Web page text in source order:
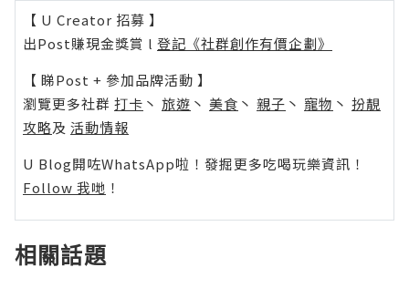
【 U Creator 招募 】
出Post賺現金獎賞 l 登記《社群創作有價企劃》
【 睇Post + 參加品牌活動 】
瀏覽更多社群 打卡 丶 旅遊 丶 美食 丶 親子 丶 寵物 丶 扮靚
攻略及 活動情報
U Blog開咗WhatsApp啦！發掘更多吃喝玩樂資訊！
Follow 我哋 ！
相關話題